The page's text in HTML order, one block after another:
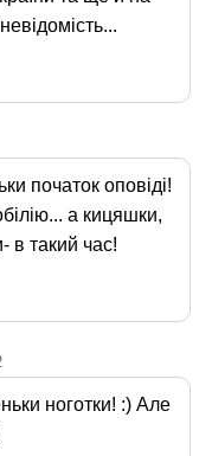
початок оповіді!
а кицяшки,
в такий час!
ноготки! :) Але